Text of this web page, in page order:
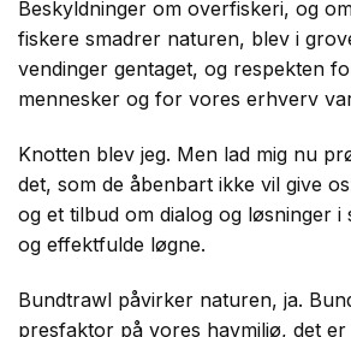
Beskyldninger om overfiskeri, og
fiskere smadrer naturen, blev i
vendinger gentaget, og respekten
mennesker og for vores erhverv
Knotten blev jeg. Men lad mig nu
det, som de åbenbart ikke vil give
og et tilbud om dialog og løsninger
og effektfulde løgne.
Bundtrawl påvirker naturen, ja.
presfaktor på vores havmiljø, det er